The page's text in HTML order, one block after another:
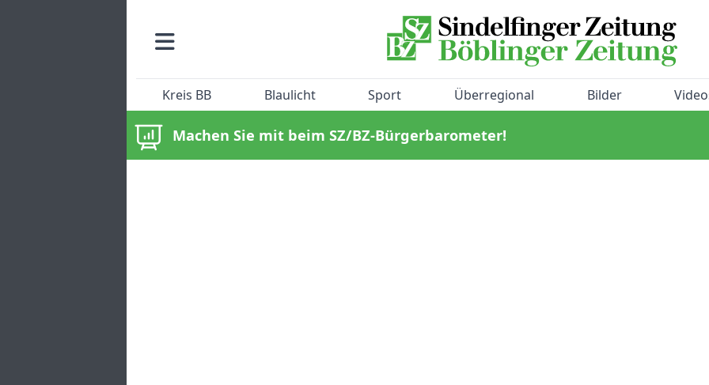
Kreis BB Blaulicht Sport Überregional Bilder
Machen Sie mit beim SZ/BZ-Bürgerbarometer!